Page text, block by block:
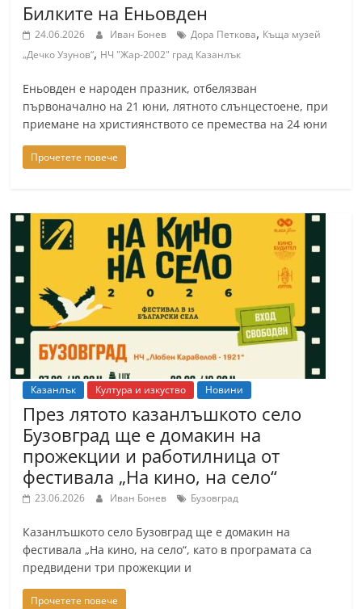
Билките на Еньовден
24.06.2026 Иван Бонев Дора Петкова, Къща музей
„Дечко Узунов“, НЧ "Жар-2002" град Казанлък
Еньовден е народен празник, отбелязван
първоначално на 21 юни, лятното слънцестоене, при
приемане на християнството се премества на 24 юни
Прочетете повече
Казанлък Култура и изкуство Новини
През лятото казанлъшкото село
Бузовград ще е домакин на
прожекции и работилница от
фестивала „На кино, на село“
23.06.2026 Иван Бонев Бузовград
Казанлъшкото село Бузовград ще е домакин на
фестивала „На кино, на село“, като в програмата са
предвидени три прожекции и
Прочетете повече